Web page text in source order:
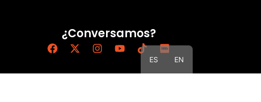
¿Conversamos?
ES EN